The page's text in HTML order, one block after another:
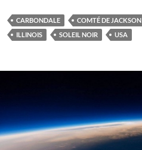
CARBONDALE COMTÉ DE JACKSON
ILLINOIS
SOLEIL NOIR USA